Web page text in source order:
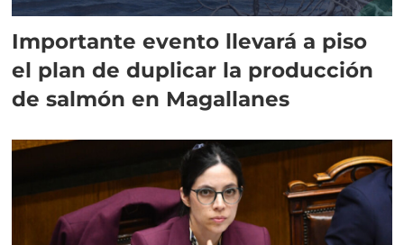
Importante evento llevará a piso
el plan de duplicar la producción
de salmón en Magallanes